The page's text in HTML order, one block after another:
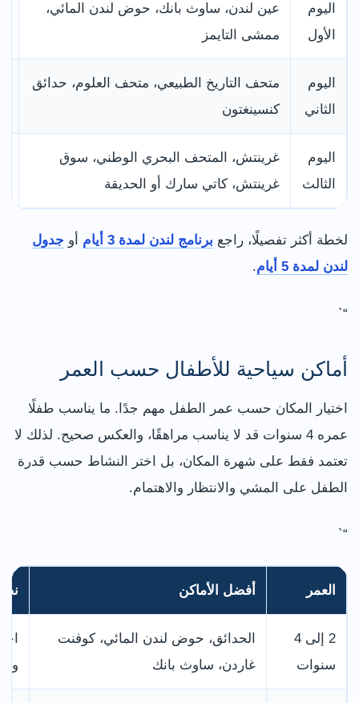
اليوم
الأول
عين لندن، ساوث بانك، حوض لندن المائي،
ممشى التايمز
اليوم
الثاني
متحف التاريخ الطبيعي، متحف العلوم، حدائق
كنسينغتون
اليوم
الثالث
غرينتش، المتحف البحري الوطني، سوق
غرينتش، كاتي سارك أو الحديقة
لخطة أكثر تفصيلًا، راجع برنامج لندن لمدة 3 أيام أو جدول
لندن لمدة 5 أيام
.
“`
أماكن سياحية للأطفال حسب العمر
اختيار المكان حسب عمر الطفل مهم جدًا. ما يناسب طفلًا
عمره 4 سنوات قد لا يناسب مراهقًا، والعكس صحيح. لذلك لا
تعتمد فقط على شهرة المكان، بل اختر النشاط حسب قدرة
الطفل على المشي والانتظار والاهتمام.
“`
العمر أفضل الأماكن
2 إلى 4
سنوات
الحدائق، حوض لندن المائي، كوفنت
غاردن، ساوث بانك